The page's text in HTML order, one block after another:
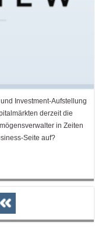
Investment-Aufstellung
derzeit die
in Zeiten
Seite auf?